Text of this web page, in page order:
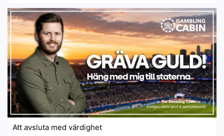
Att avsluta med värdighet